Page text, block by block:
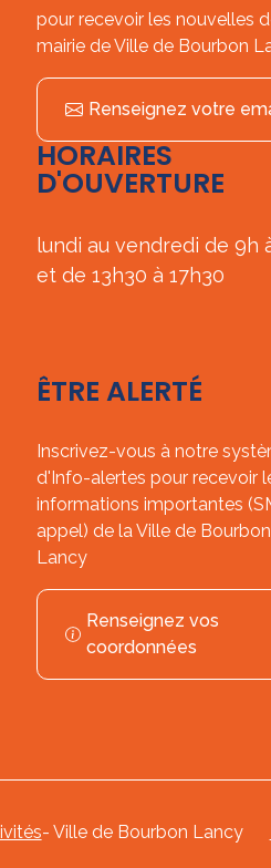
pour recevoir les nouvelles
mairie de Ville de Bourbon
Renseignez votre
HORAIRES
D'OUVERTURE
lundi au vendredi de 9h
et de 13h30 à 17h30
ÊTRE ALERTÉ
Inscrivez-vous à notre
d'Info-alertes pour recevoir
informations importantes
appel) de la Ville de Bourbon
Lancy
Renseignez vos
coordonnées
- Ville de Bourbon Lancy